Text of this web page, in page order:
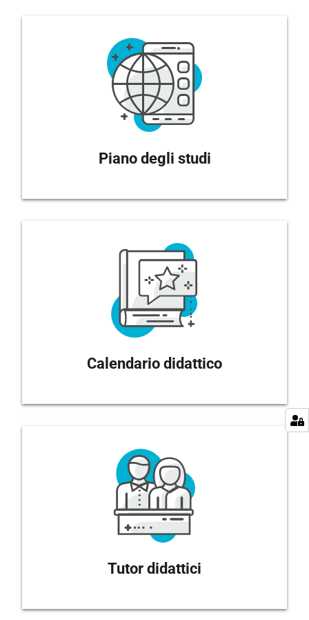
Piano degli studi
Calendario didattico
Tutor didattici